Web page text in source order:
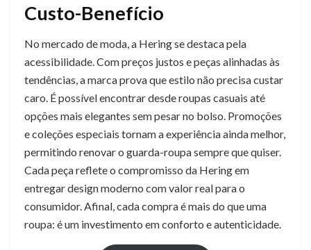
Custo-Benefício
No mercado de moda, a Hering se destaca pela
acessibilidade. Com preços justos e peças alinhadas às
tendências, a marca prova que estilo não precisa custar
caro. É possível encontrar desde roupas casuais até
opções mais elegantes sem pesar no bolso. Promoções
e coleções especiais tornam a experiência ainda melhor,
permitindo renovar o guarda-roupa sempre que quiser.
Cada peça reflete o compromisso da Hering em
entregar design moderno com valor real para o
consumidor. Afinal, cada compra é mais do que uma
roupa: é um investimento em conforto e autenticidade.